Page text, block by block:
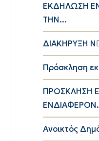
ΕΚΔΗΛΩΣΗ
ΤΗΝ...
ΔΙΑΚΗΡΥΞΗ
Πρόσκληση
ΠΡΟΣΚΛΗΣΗ
Ανοικτός